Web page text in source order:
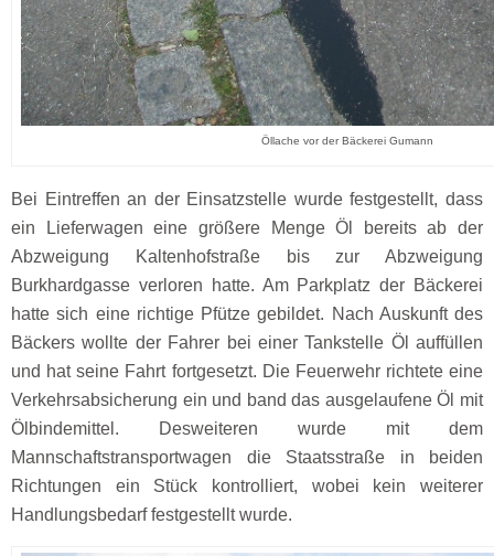
Öllache vor der Bäckerei Gumann
Bei Eintreffen an der Einsatzstelle wurde festgestellt, dass
ein Lieferwagen eine größere Menge Öl bereits ab der
Abzweigung Kaltenhofstraße bis zur Abzweigung
Burkhardgasse verloren hatte. Am Parkplatz der Bäckerei
hatte sich eine richtige Pfütze gebildet. Nach Auskunft des
Bäckers wollte der Fahrer bei einer Tankstelle Öl auffüllen
und hat seine Fahrt fortgesetzt. Die Feuerwehr richtete eine
Verkehrsabsicherung ein und band das ausgelaufene Öl mit
Ölbindemittel. Desweiteren wurde mit dem
Mannschaftstransportwagen die Staatsstraße in beiden
Richtungen ein Stück kontrolliert, wobei kein weiterer
Handlungsbedarf festgestellt wurde.